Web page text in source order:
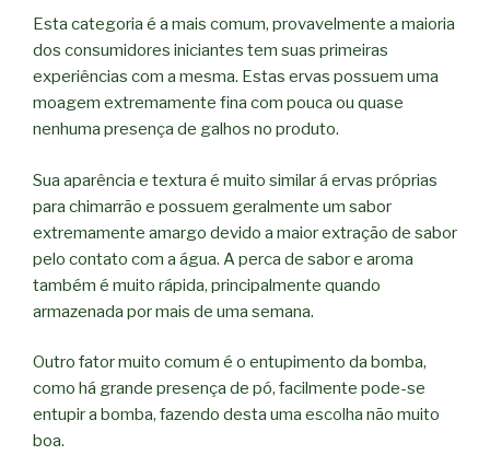
Esta categoria é a mais comum, provavelmente a maioria
dos consumidores iniciantes tem suas primeiras
experiências com a mesma. Estas ervas possuem uma
moagem extremamente fina com pouca ou quase
nenhuma presença de galhos no produto.
Sua aparência e textura é muito similar á ervas próprias
para chimarrão e possuem geralmente um sabor
extremamente amargo devido a maior extração de sabor
pelo contato com a água. A perca de sabor e aroma
também é muito rápida, principalmente quando
armazenada por mais de uma semana.
Outro fator muito comum é o entupimento da bomba,
como há grande presença de pó, facilmente pode-se
entupir a bomba, fazendo desta uma escolha não muito
boa.